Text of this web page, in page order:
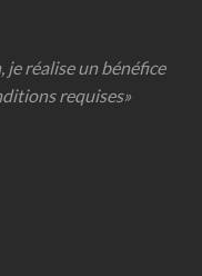
je réalise un bénéfice
requises»